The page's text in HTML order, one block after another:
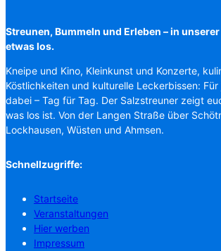
Streunen, Bummeln und Erleben – in
etwas los.
Kneipe und Kino, Kleinkunst und Konzerte,
Köstlichkeiten und kulturelle Leckerbissen:
dabei – Tag für Tag. Der Salzstreuner zeigt
was los ist. Von der Langen Straße über
Lockhausen, Wüsten und Ahmsen.
Schnellzugriffe:
Startseite
Veranstaltungen
Hier werben
Impressum